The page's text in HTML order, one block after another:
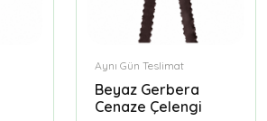
Aynı Gün Teslimat
Beyaz Gerbera
Cenaze Çelengi